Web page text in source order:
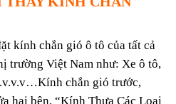
kính chắn gió ô tô của tất cả
trường Việt Nam như: Xe ô tô,
chắn gió trước,
hai bên, “Kính Thưa Các Loại